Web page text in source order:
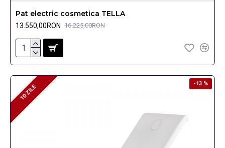
Pat electric cosmetica TELLA
13.550,00RON 16.225,00RON
-13 %
10 ZILE
10 ZILE